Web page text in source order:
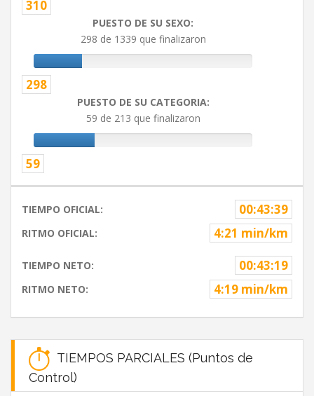
310
PUESTO DE SU SEXO:
298 de 1339 que finalizaron
298
PUESTO DE SU CATEGORIA:
59 de 213 que finalizaron
59
TIEMPO OFICIAL: 00:43:39
RITMO OFICIAL: 4:21 min/km
TIEMPO NETO: 00:43:19
RITMO NETO: 4:19 min/km
TIEMPOS PARCIALES (Puntos de
Control)